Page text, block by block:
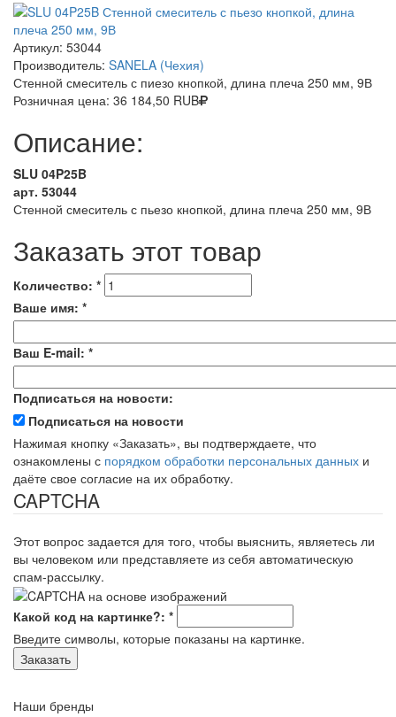
Артикул: 53044
Производитель: SANELA (Чехия)
Стенной смеситель с пиезо кнопкой, длина плеча 250 мм, 9В
Розничная цена: 36 184,50 RUB
Описание:
SLU 04P25B
арт. 53044
Стенной смеситель с пьезо кнопкой, длина плеча 250 мм, 9В
Заказать этот товар
Количество: *
Ваше имя: *
Ваш E-mail: *
Подписаться на новости:
Подписаться на новости
Нажимая кнопку «Заказать», вы подтверждаете, что
ознакомлены с порядком обработки персональных данных и
даёте свое согласие на их обработку.
CAPTCHA
Этот вопрос задается для того, чтобы выяснить, являетесь ли
вы человеком или представляете из себя автоматическую
спам-рассылку.
Какой код на картинке?: *
Введите символы, которые показаны на картинке.
Наши бренды